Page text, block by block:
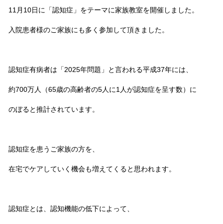
11月10日に「認知症」をテーマに家族教室を開催しました。
入院患者様のご家族にも多く参加して頂きました。
認知症有病者は「2025年問題」と言われる平成37年には、
約700万人（65歳の高齢者の5人に1人が認知症を呈す数）に
のぼると推計されています。
認知症を患うご家族の方を、
在宅でケアしていく機会も増えてくると思われます。
認知症とは、認知機能の低下によって、